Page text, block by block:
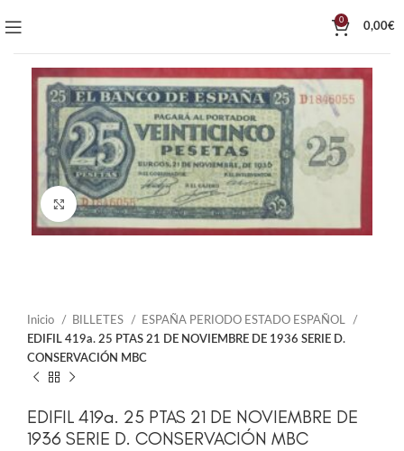
0
0,00€
Click to enlarge
Inicio BILLETES
ESPAÑA PERIODO ESTADO ESPAÑOL
EDIFIL 419a. 25 PTAS 21 DE NOVIEMBRE DE 1936 SERIE D.
CONSERVACIÓN MBC
EDIFIL 419a. 25 PTAS 21 DE NOVIEMBRE DE
1936 SERIE D. CONSERVACIÓN MBC